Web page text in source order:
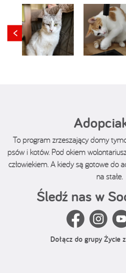
To program zrzeszający domy
psów i kotów. Pod okiem
człowiekiem. A kiedy są gotowe do
na stałe.
Śledź nas w
Dołącz do grupy Życie